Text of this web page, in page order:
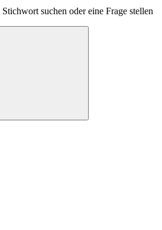
suchen oder eine Frage stellen